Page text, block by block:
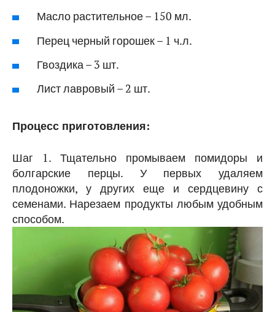
Масло растительное – 150 мл.
Перец черный горошек – 1 ч.л.
Гвоздика – 3 шт.
Лист лавровый – 2 шт.
Процесс приготовления:
Шаг 1. Тщательно промываем помидоры и
болгарские перцы. У первых удаляем
плодоножки, у других еще и сердцевину с
семенами. Нарезаем продукты любым удобным
способом.